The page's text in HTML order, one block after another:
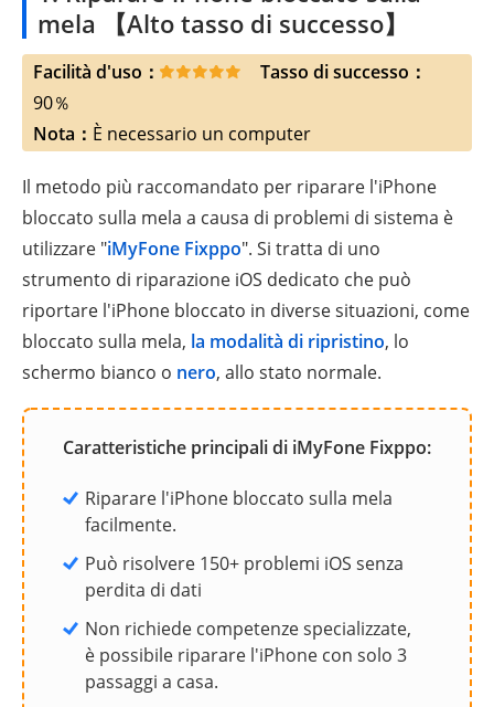
mela 【Alto tasso di successo】
Facilità d'uso：
Tasso di successo：
90％
Nota： È necessario un computer
Il metodo più raccomandato per riparare l'iPhone
bloccato sulla mela a causa di problemi di sistema è
utilizzare "iMyFone Fixppo". Si tratta di uno
strumento di riparazione iOS dedicato che può
riportare l'iPhone bloccato in diverse situazioni, come
bloccato sulla mela, la modalità di ripristino, lo
schermo bianco o nero, allo stato normale.
Caratteristiche principali di iMyFone Fixppo:
Riparare l'iPhone bloccato sulla mela
facilmente.
Può risolvere 150+ problemi iOS senza
perdita di dati
Non richiede competenze specializzate,
è possibile riparare l'iPhone con solo 3
passaggi a casa.